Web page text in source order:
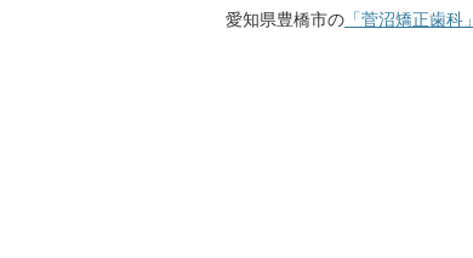
愛知県豊橋市の 「菅沼矯正歯科」